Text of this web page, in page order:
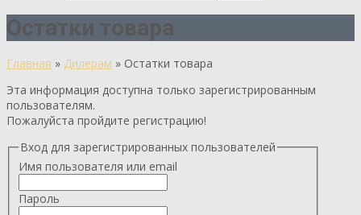
Остатки товара
Главная » Дилерам » Остатки товара
Эта информация доступна только зарегистрированным
пользователям.
Пожалуйста пройдите регистрацию!
Вход для зарегистрированных пользователей
Имя пользователя или email
Пароль